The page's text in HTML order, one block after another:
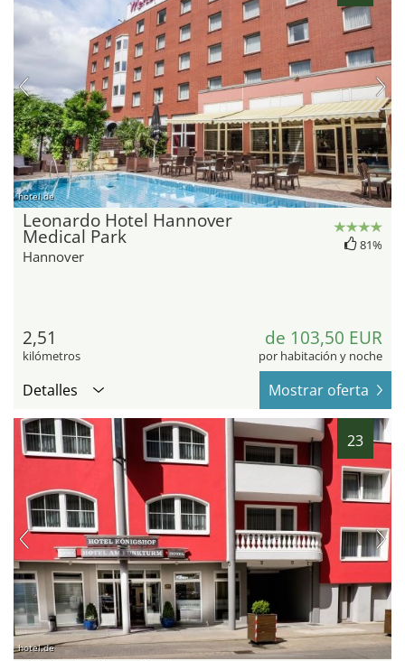
hotel.de
Leonardo Hotel Hannover
Medical Park
Hannover
81%
2,51
kilómetros
de 103,50 EUR
por habitación y noche
Detalles Mostrar oferta
23
hotel.de